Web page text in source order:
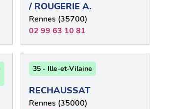
/ ROUGERIE A.
Rennes (35700)
02 99 63 10 81
35 - Ille-et-Vilaine
RECHAUSSAT
Rennes (35000)